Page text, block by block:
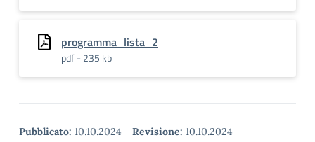
programma_lista_2
pdf - 235 kb
Pubblicato: 10.10.2024 - Revisione: 10.10.2024